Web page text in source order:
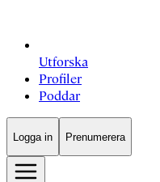
Utforska
Profiler
Poddar
Logga in Prenumerera